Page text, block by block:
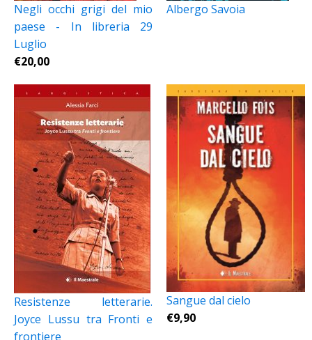
Negli occhi grigi del mio
paese - In libreria 29
Luglio
€20,00
Albergo Savoia
Resistenze letterarie.
Joyce Lussu tra Fronti e
frontiere
Sangue dal cielo
€9,90